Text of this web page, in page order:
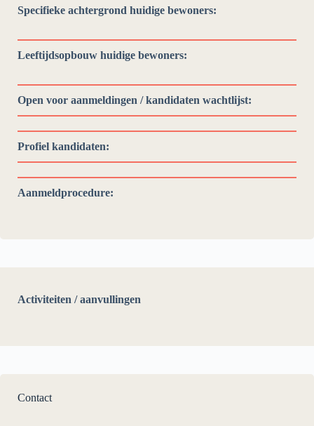
Specifieke achtergrond huidige bewoners:
Leeftijdsopbouw huidige bewoners:
Open voor aanmeldingen / kandidaten wachtlijst:
Profiel kandidaten:
Aanmeldprocedure:
Activiteiten / aanvullingen
Contact